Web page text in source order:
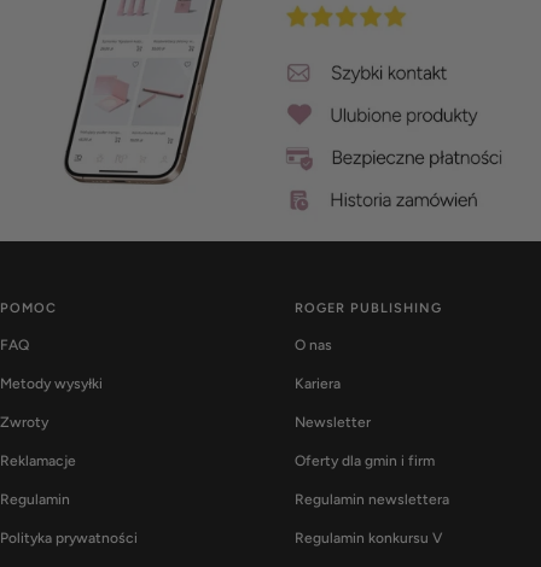
POMOC
FAQ
Metody wysyłki
Zwroty
Reklamacje
Regulamin
Polityka prywatności
ROGER PUBLISHING
O nas
Kariera
Newsletter
Oferty dla gmin i firm
Regulamin newslettera
Regulamin konkursu V